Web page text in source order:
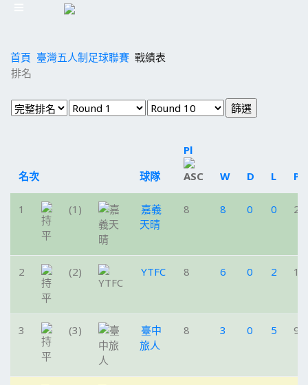
首頁 臺灣五人制足球聯賽 戰績表
排名
名次 球隊
Pl
W
D L
1 (1)
嘉義
天晴
8 8 0 0 24
2 (2) YTFC 8 6 0 2 18
3 (3)
臺中
旅人
8 3 0 5 9